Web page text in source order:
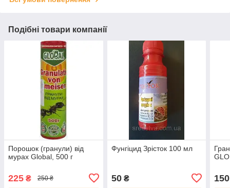
Подібні товари компанії
Порошок (гранули) від
мурах Global, 500 г
225 ₴ 250 ₴
Фунгіцид Зрісток 100 мл
50₴ 150